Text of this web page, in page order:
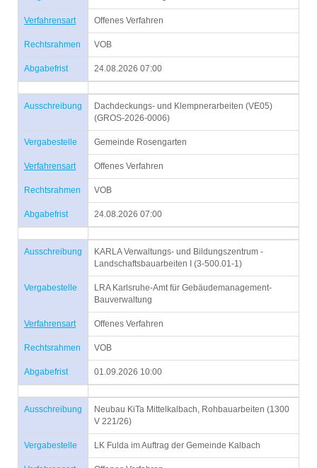
Verfahrensart Offenes Verfahren
Rechtsrahmen VOB
Abgabefrist 24.08.2026 07:00
Ausschreibung
Dachdeckungs- und Klempnerarbeiten (VE05)
(GROS-2026-0006)
Vergabestelle Gemeinde Rosengarten
Verfahrensart Offenes Verfahren
Rechtsrahmen VOB
Abgabefrist 24.08.2026 07:00
Ausschreibung
KARLA Verwaltungs- und Bildungszentrum -
Landschaftsbauarbeiten I (3-500.01-1)
Vergabestelle
LRA Karlsruhe-Amt für Gebäudemanagement-
Bauverwaltung
Verfahrensart Offenes Verfahren
Rechtsrahmen VOB
Abgabefrist 01.09.2026 10:00
Ausschreibung
Neubau KiTa Mittelkalbach, Rohbauarbeiten (1300
V 221/26)
Vergabestelle LK Fulda im Auftrag der Gemeinde Kalbach